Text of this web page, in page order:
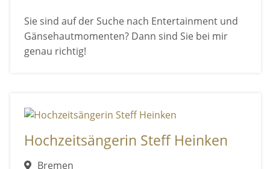
Sie sind auf der Suche nach Entertainment und
Gänsehautmomenten? Dann sind Sie bei mir
genau richtig!
Hochzeitsängerin Steff Heinken
Bremen